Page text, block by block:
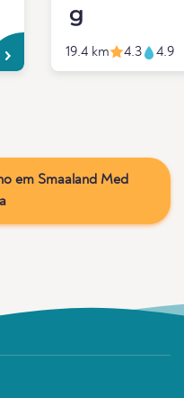
g
19.4 km 4.3 4.9
em Smaaland Med